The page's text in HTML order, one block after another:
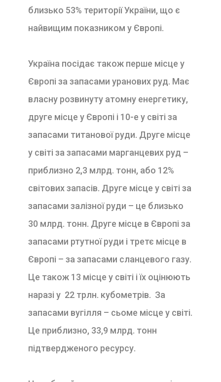
близько 53% території України, що є
найвищим показником у Європі.
Україна посідає також перше місце у
Європі за запасами уранових руд. Має
власну розвинуту атомну енергетику,
друге місце у Європі і 10-е у світі за
запасами титанової руди. Друге місце
у світі за запасами марганцевих руд –
приблизно 2,3 млрд. тонн, або 12%
світових запасів. Друге місце у світі за
запасами залізної руди – це близько
30 млрд. тонн. Друге місце в Європі за
запасами ртутної руди і третє місце в
Європі – за запасами сланцевого газу.
Це також 13 місце у світі і їх оцінюють
наразі у 22 трлн. кубометрів. За
запасами вугілля – сьоме місце у світі.
Це приблизно, 33,9 млрд. тонн
підтвердженого ресурсу.